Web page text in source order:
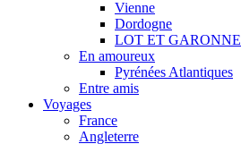
Vienne
Dordogne
LOT ET GARONNE
En amoureux
Pyrénées Atlantiques
Entre amis
Voyages
France
Angleterre